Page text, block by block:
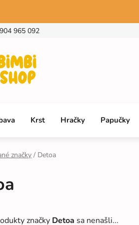
965 092
Krst Hračky Papučky
značky / Detoa
značky Detoa sa nenašli...